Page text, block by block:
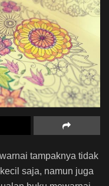
tampaknya tidak
saja, namun juga